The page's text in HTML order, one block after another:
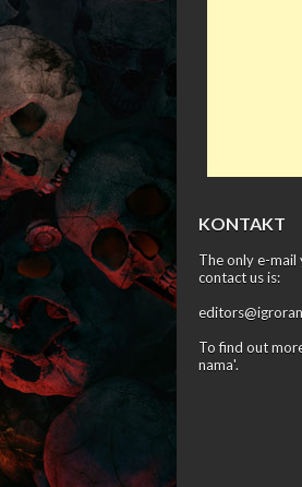
KONTAKT
The only e-mail
contact us is:
To find out
nama'.